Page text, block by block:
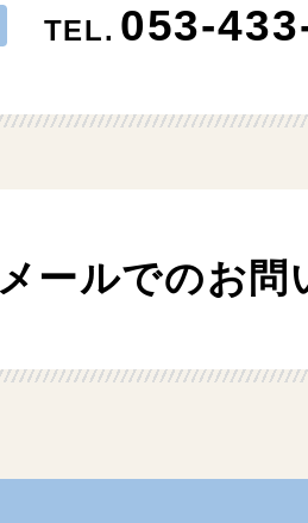
TEL.053-
メールでのお問